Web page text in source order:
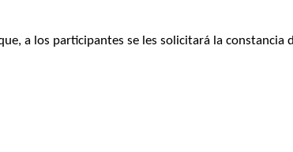
a los participantes se les solicitará la constancia